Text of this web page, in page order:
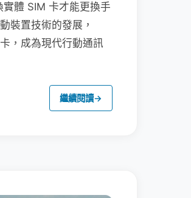
體 SIM 卡才能更換手
裝置技術的發展，
，成為現代行動通訊
繼續閱讀→